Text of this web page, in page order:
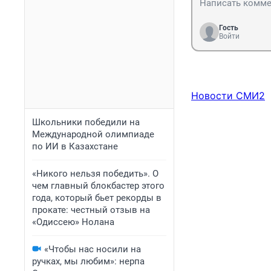
Школьники победили на
Международной олимпиаде
по ИИ в Казахстане
«Никого нельзя победить». О
чем главный блокбастер этого
года, который бьет рекорды в
прокате: честный отзыв на
«Одиссею» Нолана
«Чтобы нас носили на
ручках, мы любим»: нерпа
Гость
Войти
Новости СМИ2